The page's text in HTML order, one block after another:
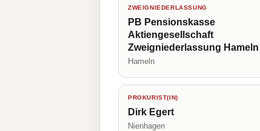
ZWEIGNIEDERLASSUNG
PB Pensionskasse
Aktiengesellschaft
Zweigniederlassung Hameln
Hameln
PROKURIST(IN)
Dirk Egert
Nienhagen